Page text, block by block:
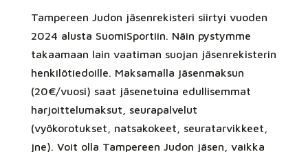
Tampereen Judon jäsenrekisteri siirtyi vuoden
2024 alusta SuomiSportiin. Näin pystymme
takaamaan lain vaatiman suojan jäsenrekisterin
henkilötiedoille. Maksamalla jäsenmaksun
(20€/vuosi) saat jäsenetuina edullisemmat
harjoittelumaksut, seurapalvelut
(vyökorotukset, natsakokeet, seuratarvikkeet,
jne). Voit olla Tampereen Judon jäsen, vaikka